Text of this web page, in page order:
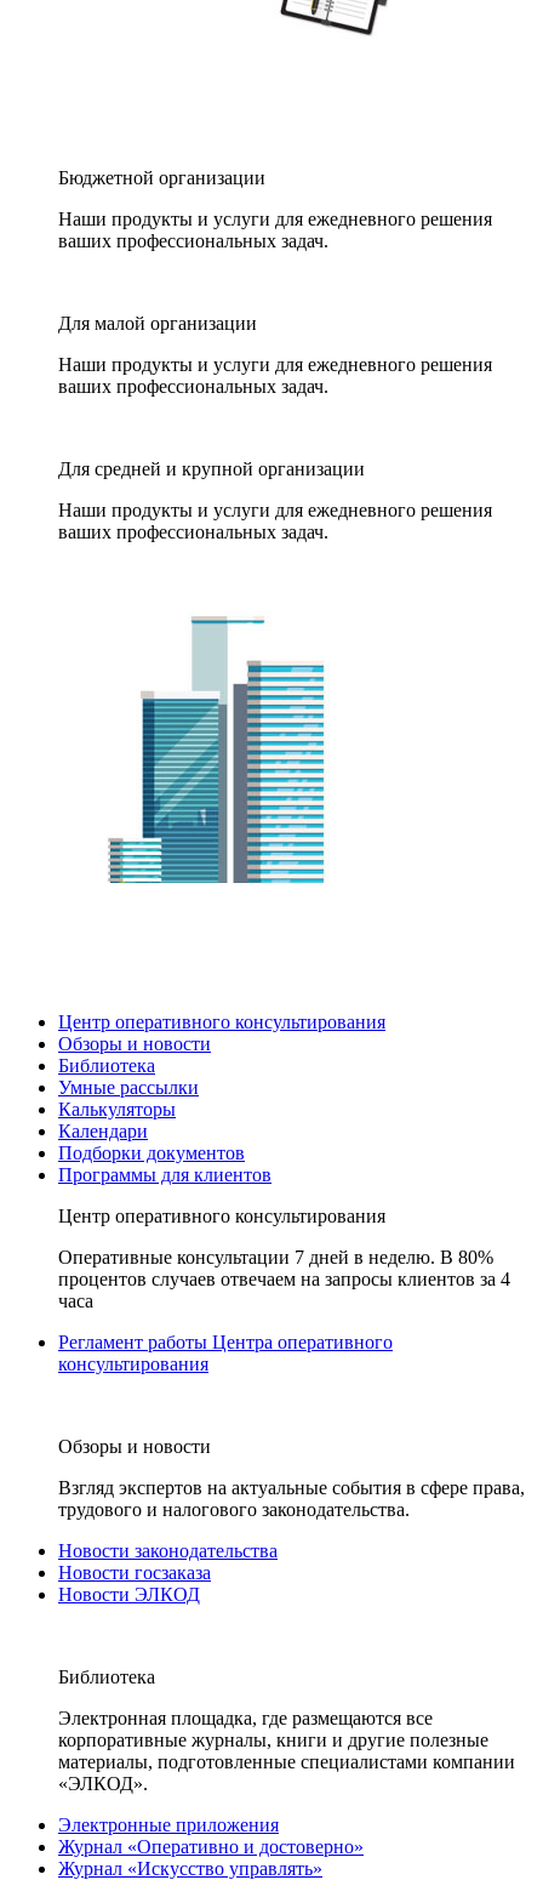
Бюджетной организации
Наши продукты и услуги для ежедневного решения
ваших профессиональных задач.
Для малой организации
Наши продукты и услуги для ежедневного решения
ваших профессиональных задач.
Для средней и крупной организации
Наши продукты и услуги для ежедневного решения
ваших профессиональных задач.
Центр оперативного консультирования
Обзоры и новости
Библиотека
Умные рассылки
Калькуляторы
Календари
Подборки документов
Программы для клиентов
Центр оперативного консультирования
Оперативные консультации 7 дней в неделю. В 80%
процентов случаев отвечаем на запросы клиентов за 4
часа
Регламент работы Центра оперативного
консультирования
Обзоры и новости
Взгляд экспертов на актуальные события в сфере права,
трудового и налогового законодательства.
Новости законодательства
Новости госзаказа
Новости ЭЛКОД
Библиотека
Электронная площадка, где размещаются все
корпоративные журналы, книги и другие полезные
материалы, подготовленные специалистами компании
«ЭЛКОД».
Электронные приложения
Журнал «Оперативно и достоверно»
Журнал «Искусство управлять»